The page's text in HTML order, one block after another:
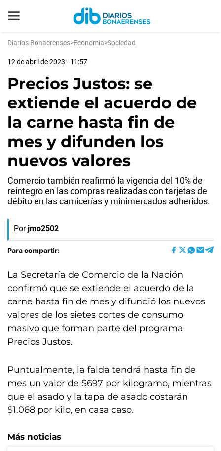
Diarios Bonaerenses>Economía>Sociedad
12 de abril de 2023 - 11:57
Precios Justos: se
extiende el acuerdo de
la carne hasta fin de
mes y difunden los
nuevos valores
Comercio también reafirmó la vigencia del 10% de
reintegro en las compras realizadas con tarjetas de
débito en las carnicerías y minimercados adheridos.
Por jmo2502
Para compartir:
La Secretaría de Comercio de la Nación
confirmó que se extiende el acuerdo de la
carne hasta fin de mes y difundió los nuevos
valores de los sietes cortes de consumo
masivo que forman parte del programa
Precios Justos.
Puntualmente, la falda tendrá hasta fin de
mes un valor de $697 por kilogramo, mientras
que el asado y la tapa de asado costarán
$1.068 por kilo, en casa caso.
Más noticias